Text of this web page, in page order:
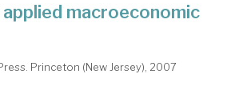
macroeconomic
Princeton (New Jersey), 2007